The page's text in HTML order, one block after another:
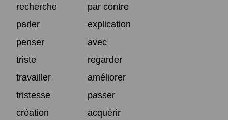
recherche
par contre
parler
explication
penser
avec
triste
regarder
travailler
améliorer
tristesse
passer
création
acquérir